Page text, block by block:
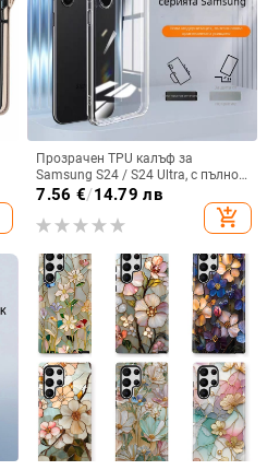
Прозрачен TPU калъф за
Samsung S24 / S24 Ultra, с пълно
покритие и защита на камерата
7.56 €/14.79 лв
add_shopping_cart